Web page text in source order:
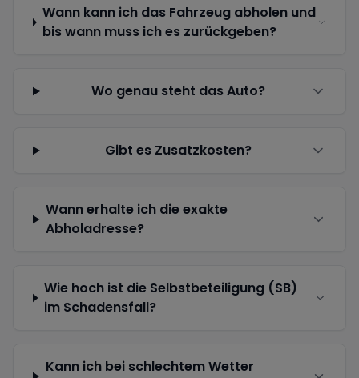
Wann kann ich das Fahrzeug abholen und
bis wann muss ich es zurückgeben?
Wo genau steht das Auto?
Gibt es Zusatzkosten?
Wann erhalte ich die exakte
Abholadresse?
Wie hoch ist die Selbstbeteiligung (SB)
im Schadensfall?
Kann ich bei schlechtem Wetter